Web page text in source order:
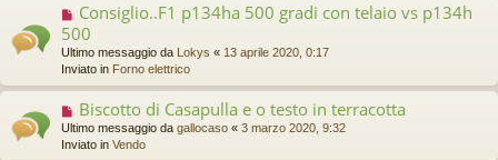
a
g
i
o
m
e
s
s
a
g
i
o
N
u
o
v
o
m
s
s
Consiglio..F1 p134ha 500 gradi con telaio vs p134h
500
Ultimo messaggio da Lokys « 13 aprile 2020, 0:17
Inviato in Forno elettrico
N
u
o
Biscotto di Casapulla e o testo in terracotta
Ultimo messaggio da gallocaso « 3 marzo 2020, 9:32
Inviato in Vendo